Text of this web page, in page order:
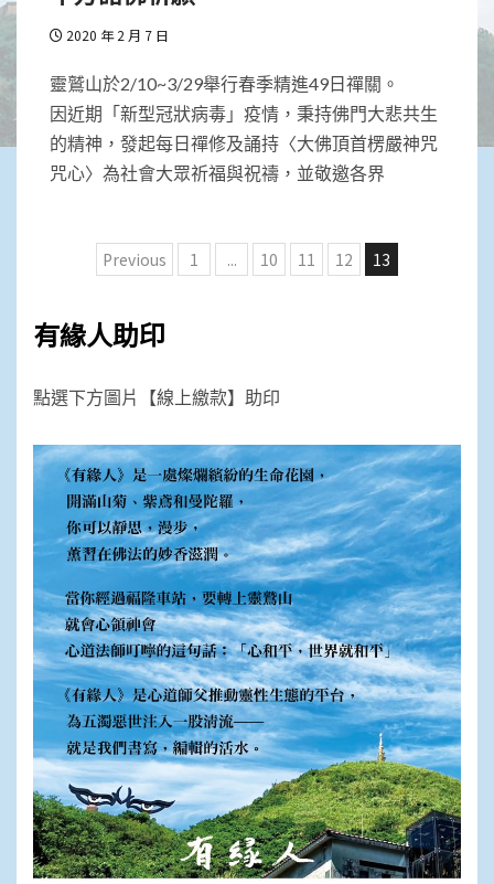
2020 年 2 月 7 日
靈鷲山於2/10~3/29舉行春季精進49日禪關。
因近期「新型冠狀病毒」疫情，秉持佛門大悲共生
的精神，發起每日禪修及誦持〈大佛頂首楞嚴神咒
咒心〉為社會大眾祈福與祝禱，並敬邀各界
文
分
Previous 1 ... 10 11 12 13
有緣人助印
點選下方圖片【線上繳款】助印